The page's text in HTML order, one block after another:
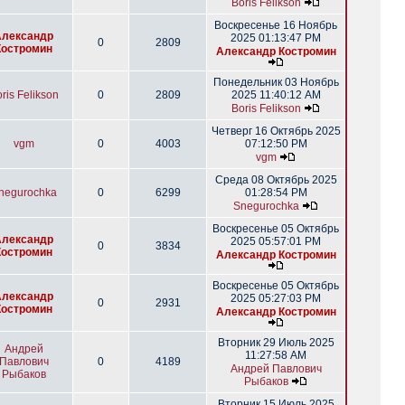
Boris Felikson
0 2809
Воскресенье 16 Ноябрь
2025 01:13:47 PM
Александр Костромин
Felikson 0 2809
Понедельник 03 Ноябрь
2025 11:40:12 AM
Boris Felikson
vgm 0 4003
Четверг 16 Октябрь 2025
07:12:50 PM
vgm
0 6299
Среда 08 Октябрь 2025
01:28:54 PM
Snegurochka
0 3834
Воскресенье 05 Октябрь
2025 05:57:01 PM
Александр Костромин
0 2931
Воскресенье 05 Октябрь
2025 05:27:03 PM
Александр Костромин
Андрей
Павлович
Рыбаков
0 4189
Вторник 29 Июль 2025
11:27:58 AM
Андрей Павлович
Рыбаков